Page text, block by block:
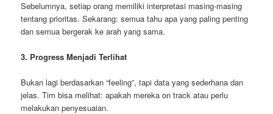
Sebelumnya, setiap orang memiliki interpretasi masing-masing
tentang prioritas. Sekarang: semua tahu apa yang paling penting
dan semua bergerak ke arah yang sama.
3. Progress Menjadi Terlihat
Bukan lagi berdasarkan “feeling”, tapi data yang sederhana dan
jelas. Tim bisa melihat: apakah mereka on track atau perlu
melakukan penyesuaian.